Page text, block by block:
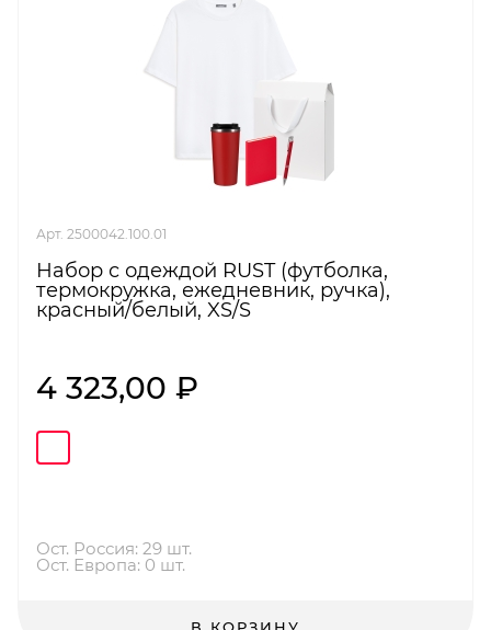
Арт. 2500042.100.01
Набор с одеждой RUST (футболка,
термокружка, ежедневник, ручка),
красный/белый, XS/S
4 323,00 ₽
Ост. Россия: 29 шт.
Ост. Европа: 0 шт.
В КОРЗИНУ